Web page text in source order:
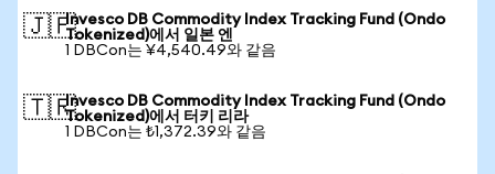
🇯🇵Invesco DB Commodity Index Tracking Fund (Ondo
Tokenized)에서 일본 엔
1 DBCon는 ¥4,540.49와 같음
🇹🇷Invesco DB Commodity Index Tracking Fund (Ondo
Tokenized)에서 터키 리라
1 DBCon는 ₺1,372.39와 같음